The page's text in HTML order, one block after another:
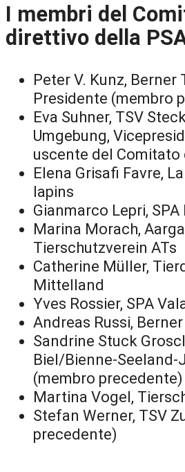
I membri del
direttivo della
Peter V. Kunz, Berner
Presidente (membro
Eva Suhner, TSV
Umgebung,
uscente del
Elena Grisafi Favre,
lapins
Gianmarco Lepri,
Marina Morach,
Tierschutzverein ATs
Catherine Müller,
Mittelland
Yves Rossier, SPA
Andreas Russi,
Sandrine Stuck
Biel/Bienne-Seeland-
(membro precedente)
Martina Vogel,
Stefan Werner, TSV
precedente)